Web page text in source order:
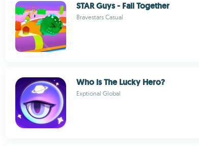
STAR Guys - Fall Together
Bravestars Casual
Who is The Lucky Hero?
Exptional Global